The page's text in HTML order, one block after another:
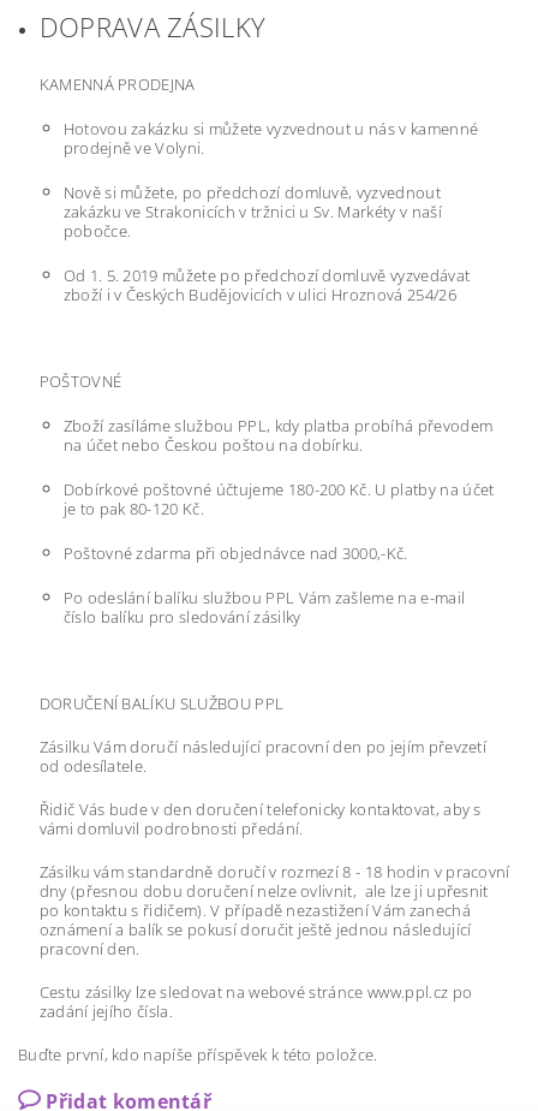
DOPRAVA ZÁSILKY
KAMENNÁ PRODEJNA
Hotovou zakázku si můžete vyzvednout u nás v kamenné
prodejně ve Volyni.
Nově si můžete, po předchozí domluvě, vyzvednout
zakázku ve Strakonicích v tržnici u Sv. Markéty v naší
pobočce.
Od 1. 5. 2019 můžete po předchozí domluvě vyzvedávat
zboží i v Českých Budějovicích v ulici Hroznová 254/26
POŠTOVNÉ
Zboží zasíláme službou PPL, kdy platba probíhá převodem
na účet nebo Českou poštou na dobírku.
Dobírkové poštovné účtujeme 180-200 Kč. U platby na účet
je to pak 80-120 Kč.
Poštovné zdarma při objednávce nad 3000,-Kč.
Po odeslání balíku službou PPL Vám zašleme na e-mail
číslo balíku pro sledování zásilky
DORUČENÍ BALÍKU SLUŽBOU PPL
Zásilku Vám doručí následující pracovní den po jejím převzetí
od odesílatele.
Řidič Vás bude v den doručení telefonicky kontaktovat, aby s
vámi domluvil podrobnosti předání.
Zásilku vám standardně doručí v rozmezí 8 - 18 hodin v pracovní
dny (přesnou dobu doručení nelze ovlivnit, ale lze ji upřesnit
po kontaktu s řidičem). V případě nezastižení Vám zanechá
oznámení a balík se pokusí doručit ještě jednou následující
pracovní den.
Cestu zásilky lze sledovat na webové stránce www.ppl.cz po
zadání jejího čísla.
Buďte první, kdo napíše příspěvek k této položce.
Přidat komentář